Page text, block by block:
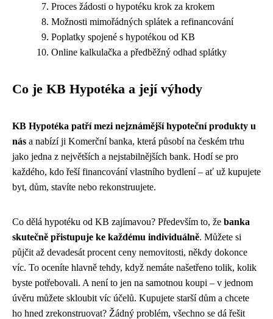
Proces žádosti o hypotéku krok za krokem
Možnosti mimořádných splátek a refinancování
Poplatky spojené s hypotékou od KB
Online kalkulačka a předběžný odhad splátky
Co je KB Hypotéka a její výhody
KB Hypotéka patří mezi nejznámější hypoteční produkty u
nás a nabízí ji Komerční banka, která působí na českém trhu
jako jedna z největších a nejstabilnějších bank. Hodí se pro
každého, kdo řeší financování vlastního bydlení – ať už kupujete
byt, dům, stavíte nebo rekonstruujete.
Co dělá hypotéku od KB zajímavou? Především to, že banka
skutečně přistupuje ke každému individuálně. Můžete si
půjčit až devadesát procent ceny nemovitosti, někdy dokonce
víc. To oceníte hlavně tehdy, když nemáte našetřeno tolik, kolik
byste potřebovali. A není to jen na samotnou koupi – v jednom
úvěru můžete skloubit víc účelů. Kupujete starší dům a chcete
ho hned zrekonstruovat? Žádný problém, všechno se dá řešit